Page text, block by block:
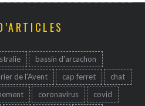
bassin d'arcachon
de l'Avent cap ferret
chat
coronavirus
covid